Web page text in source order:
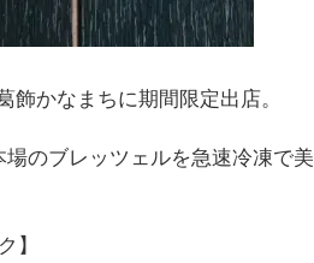
かなまちに期間限定出店。
のブレッツェルを急速冷凍で美
】